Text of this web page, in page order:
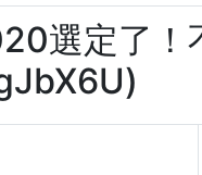
選定了！